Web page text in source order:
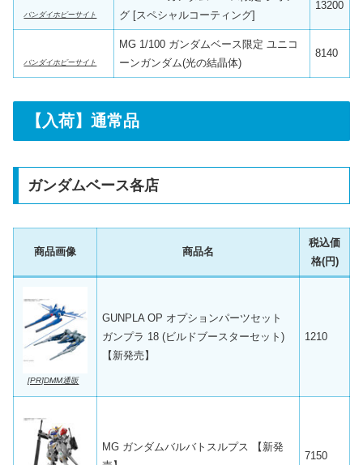
バンダイホビーサイト
グ [スペシャルコーティング]
13200
バンダイホビーサイト
MG 1/100 ガンダムベース限定 ユニコ
ーンガンダム(光の結晶体)
8140
【入荷】通常品
ガンダムベース各店
商品画像 商品名
税込価
格(円)
[PR]DMM通販
GUNPLA OP オプションパーツセット
ガンプラ 18 (ビルドブースターセット)
【新発売】
1210
MG ガンダムバルバトスルプス 【新発
7150